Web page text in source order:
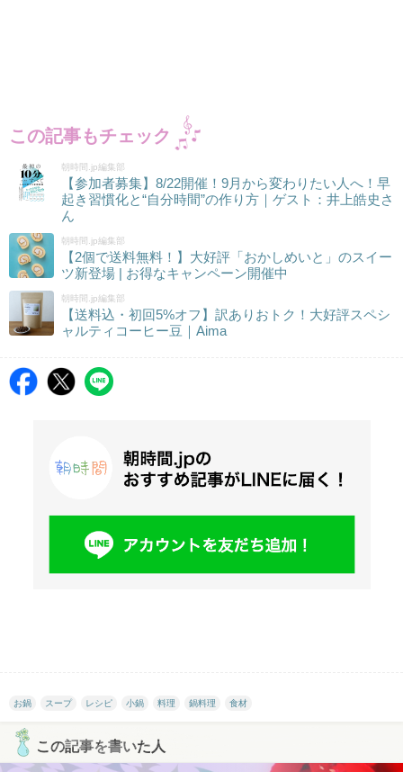
この記事もチェック
朝時間.jp編集部
【参加者募集】8/22開催！9月から変わりたい人へ！早
起き習慣化と“自分時間”の作り方｜ゲスト：井上皓史さ
ん
朝時間.jp編集部
【2個で送料無料！】大好評「おかしめいと」のスイー
ツ新登場 | お得なキャンペーン開催中
朝時間.jp編集部
【送料込・初回5%オフ】訳ありおトク！大好評スペシ
ャルティコーヒー豆｜Aima
お鍋 スープ レシピ 小鍋 料理 鍋料理 食材
この記事を書いた人